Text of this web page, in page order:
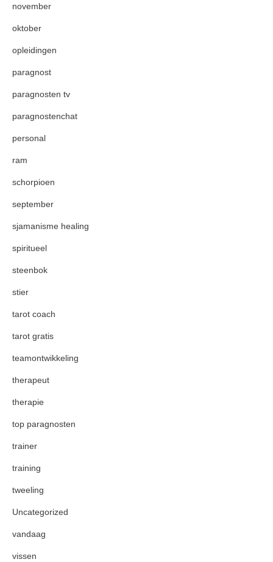
november
oktober
opleidingen
paragnost
paragnosten tv
paragnostenchat
personal
ram
schorpioen
september
sjamanisme healing
spiritueel
steenbok
stier
tarot coach
tarot gratis
teamontwikkeling
therapeut
therapie
top paragnosten
trainer
training
tweeling
Uncategorized
vandaag
vissen